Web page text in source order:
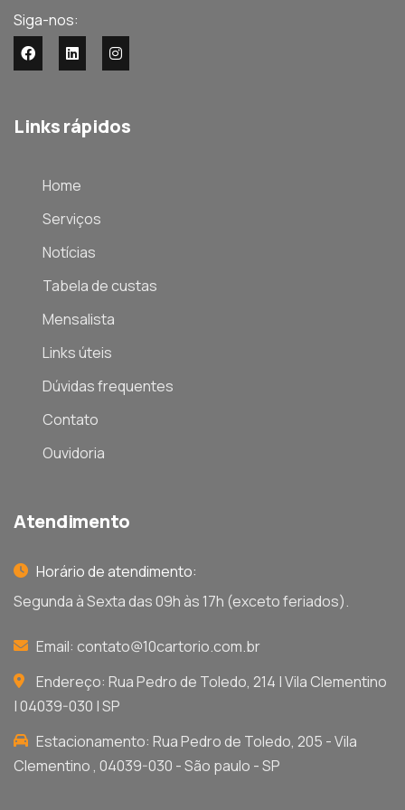
Siga-nos:
Links rápidos
Home
Serviços
Notícias
Tabela de custas
Mensalista
Links úteis
Dúvidas frequentes
Contato
Ouvidoria
Atendimento
Horário de atendimento:
Segunda à Sexta das 09h às 17h (exceto feriados).
Email: contato@10cartorio.com.br
Endereço: Rua Pedro de Toledo, 214 | Vila Clementino
| 04039-030 | SP
Estacionamento: Rua Pedro de Toledo, 205 - Vila
Clementino , 04039-030 - São paulo - SP